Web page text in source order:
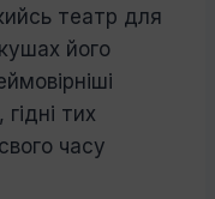
театр для
його
тих
часу